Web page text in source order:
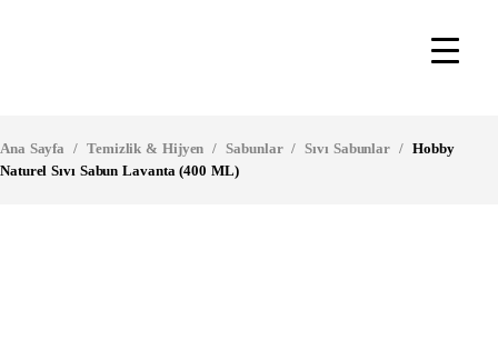
Ana Sayfa / Temizlik & Hijyen / Sabunlar / Sıvı Sabunlar / Hobby
Naturel Sıvı Sabun Lavanta (400 ML)